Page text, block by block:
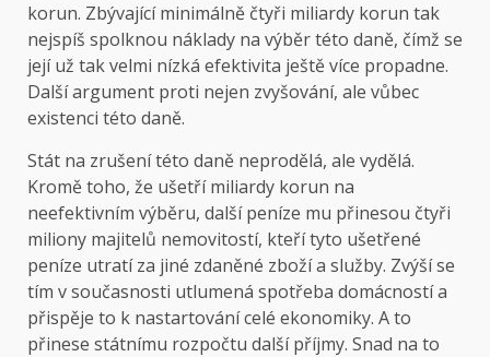
korun. Zbývající minimálně čtyři miliardy korun tak
nejspíš spolknou náklady na výběr této daně, čímž se
její už tak velmi nízká efektivita ještě více propadne.
Další argument proti nejen zvyšování, ale vůbec
existenci této daně.
Stát na zrušení této daně neprodělá, ale vydělá.
Kromě toho, že ušetří miliardy korun na
neefektivním výběru, další peníze mu přinesou čtyři
miliony majitelů nemovitostí, kteří tyto ušetřené
peníze utratí za jiné zdaněné zboží a služby. Zvýší se
tím v současnosti utlumená spotřeba domácností a
přispěje to k nastartování celé ekonomiky. A to
přinese státnímu rozpočtu další příjmy. Snad na to